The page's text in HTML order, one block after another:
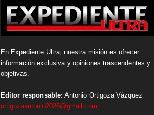
En Expediente Ultra, nuestra misión es ofrecer
información exclusiva y opiniones trascendentes y
objetivas.
Editor responsable: Antonio Ortigoza Vázquez
ortigozaantonio2026@gmail.com